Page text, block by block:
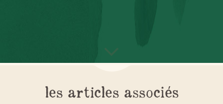
les articles associés